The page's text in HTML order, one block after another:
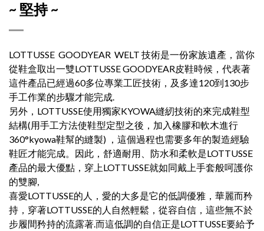
~ 堅持 ~
LOTTUSSE GOODYEAR WELT 技術是一份家族遺產，當你
從鞋盒取出一雙LOTTUSSE GOODYEAR皮鞋時候，代表著
這件產品已經過60多位專業工匠技術，及多達120到130步
手工作業的步驟才能完成.
另外，LOTTUSSE使用獨家KYOWA縫紉技術的來完成鞋型
結構(用手工方法使鞋型定型之後，加入橡膠和軟木進行
360°kyowa鞋幫的縫製) ，這個過程也需要多年的製造經驗
鞋匠才能完成。因此，舒適耐用、防水和柔軟是LOTTUSSE
產品的最大優點，穿上LOTTUSSE就如同戴上手套般呵護你
的雙腳,
喜愛LOTTUSSE的人，愛的大多是它的低調優雅，華麗而矜
持，穿著LOTTUSSE的人自然輕鬆，從容自信，這些無不於
步履間矜持的流露著.而這低調的自信正是LOTTUSSE要給予